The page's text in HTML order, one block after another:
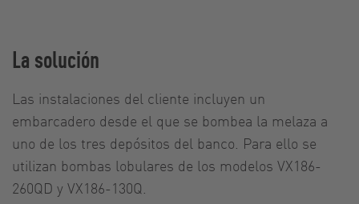
La solución
Las instalaciones del cliente incluyen un
embarcadero desde el que se bombea la melaza a
uno de los tres depósitos del banco. Para ello se
utilizan bombas lobulares de los modelos VX186-
260QD y VX186-130Q.